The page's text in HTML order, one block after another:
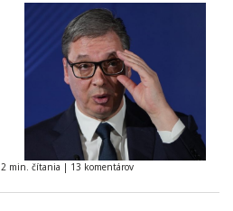
2 min. čítania | 13 komentárov